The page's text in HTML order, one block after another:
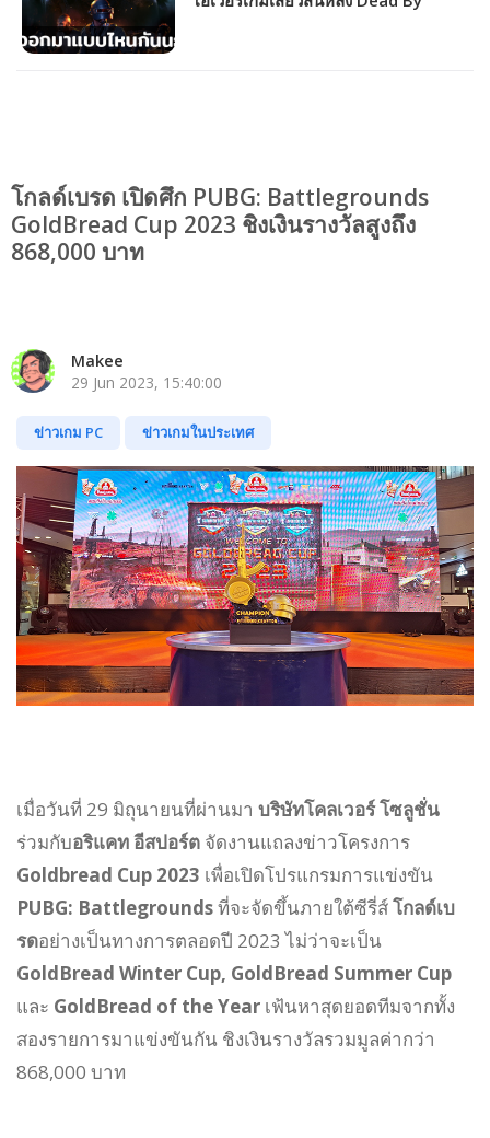
โกลด์เบรด เปิดศึก PUBG: Battlegrounds
GoldBread Cup 2023 ชิงเงินรางวัลสูงถึง
868,000 บาท
Makee
29 Jun 2023, 15:40:00
ข่าวเกม PC ข่าวเกมในประเทศ
เมื่อวันที่ 29 มิถุนายนที่ผ่านมา บริษัทโคลเวอร์ โซลูชั่น
ร่วมกับอริแคท อีสปอร์ต จัดงานแถลงข่าวโครงการ
Goldbread Cup 2023 เพื่อเปิดโปรแกรมการแข่งขัน
PUBG: Battlegroundsที่จะจัดขึ้นภายใต้ซีรี่ส์โกลด์เบ
รดอย่างเป็นทางการตลอดปี 2023 ไม่ว่าจะเป็น
GoldBread Winter Cup, GoldBread Summer Cup
และ GoldBread of the Year เฟ้นหาสุดยอดทีมจากทั้ง
สองรายการมาแข่งขันกัน ชิงเงินรางวัลรวมมูลค่ากว่า
868,000 บาท